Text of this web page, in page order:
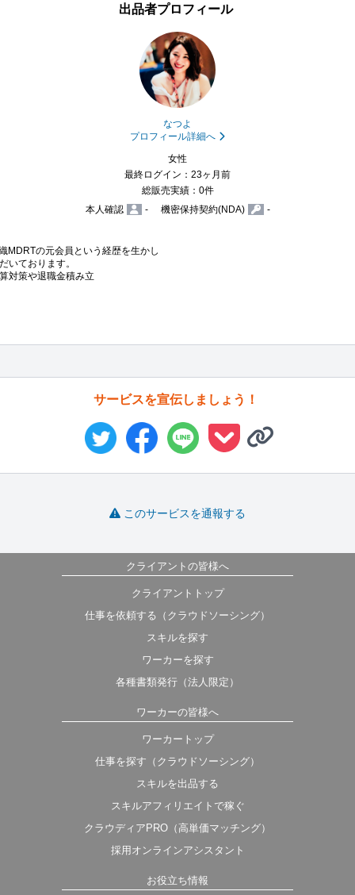
出品者プロフィール
なつよ
プロフィール詳細へ
女性
最終ログイン：23ヶ月前
総販売実績：0件
本人確認
- 機密保持契約(NDA) -
MDRTの元会員という経歴を生かし
いております。
対策や退職金積み立
サービスを宣伝しましょう！
このサービスを通報する
クライアントの皆様へ
クライアントトップ
仕事を依頼する（クラウドソーシング）
スキルを探す
ワーカーを探す
各種書類発行（法人限定）
ワーカーの皆様へ
ワーカートップ
仕事を探す（クラウドソーシング）
スキルを出品する
スキルアフィリエイトで稼ぐ
クラウディアPRO（高単価マッチング）
採用オンラインアシスタント
お役立ち情報